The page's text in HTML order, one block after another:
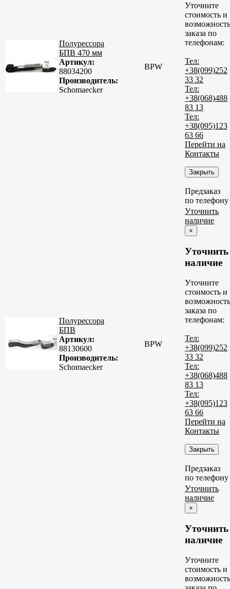
Полурессора
БПВ 470 мм
Артикул:
88034200
Производитель:
Schomaecker
BPW
Уточните
стоимость и
возможность
заказа по
телефонам:
Тел:
+38(099)252
33 32
Тел:
+38(068)488
83 13
Тел:
+38(095)123
63 66
Перейти на
Контакты
Закрыть
Предзаказ
по телефону
Полурессора
БПВ
Артикул:
88130600
Производитель:
Schomaecker
BPW
Уточнить
наличие
×
Уточнить
наличие
Уточните
стоимость и
возможность
заказа по
телефонам:
Тел:
+38(099)252
33 32
Тел:
+38(068)488
83 13
Тел:
+38(095)123
63 66
Перейти на
Контакты
Закрыть
Предзаказ
по телефону
Уточнить
наличие
×
Уточнить
наличие
Уточните
стоимость и
возможность